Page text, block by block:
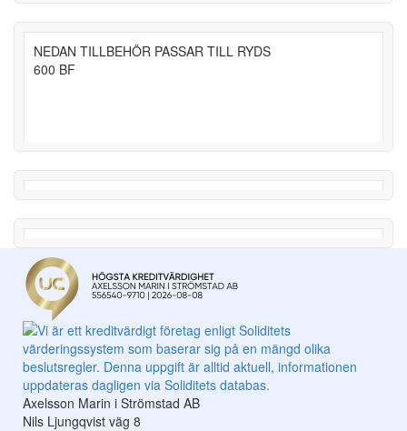
NEDAN TILLBEHÖR PASSAR TILL RYDS
600 BF
Axelsson Marin i Strömstad AB
Nils Ljungqvist väg 8